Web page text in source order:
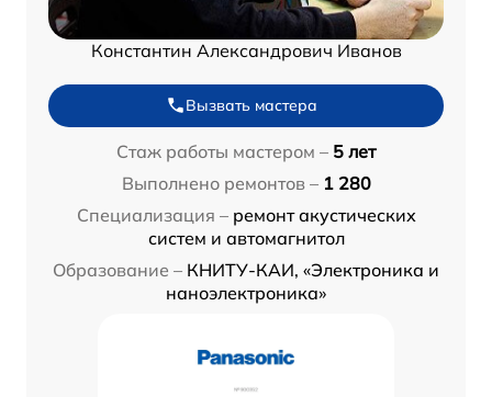
Константин Александрович Иванов
Вызвать мастера
Стаж работы мастером – 5 лет
Выполнено ремонтов – 1 280
Специализация – ремонт акустических
систем и автомагнитол
Образование – КНИТУ-КАИ, «Электроника и
наноэлектроника»